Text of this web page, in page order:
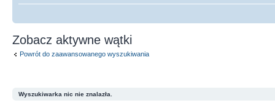
Zobacz aktywne wątki
Powrót do zaawansowanego wyszukiwania
Wyszukiwarka nic nie znalazła.